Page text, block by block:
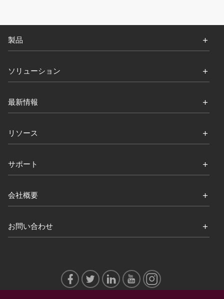
製品
ソリューション
最新情報
リソース
サポート
会社概要
お問い合わせ